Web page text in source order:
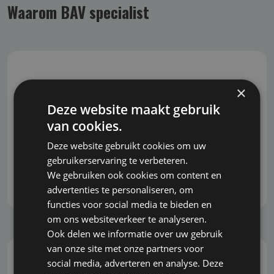
Waarom BAV specialist
Bavspecialist.nl biedt onafhankelijk advies,
waarbij we geen belang hebben bij de uitkomst
van het advies. Daardoor bent u verzekerd van
objectieve en eerlijke begeleiding bij het nemen
van belangrijke beslissingen.
×
Deze website maakt gebruik
van cookies.
Deze website gebruikt cookies om uw
gebruikerservaring te verbeteren.
We gebruiken ook cookies om content en
advertenties te personaliseren, om
functies voor social media te bieden en
om ons websiteverkeer te analyseren.
Ook delen we informatie over uw gebruik
van onze site met onze partners voor
social media, adverteren en analyse. Deze